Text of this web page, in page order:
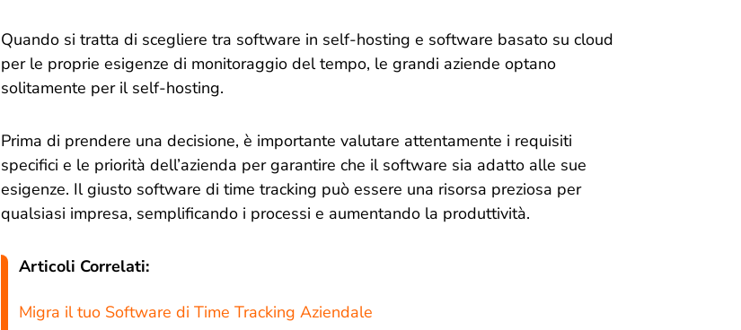
Quando si tratta di scegliere tra software in self-hosting e software basato su cloud
per le proprie esigenze di monitoraggio del tempo, le grandi aziende optano
solitamente per il self-hosting.
Prima di prendere una decisione, è importante valutare attentamente i requisiti
specifici e le priorità dell’azienda per garantire che il software sia adatto alle sue
esigenze. Il giusto software di time tracking può essere una risorsa preziosa per
qualsiasi impresa, semplificando i processi e aumentando la produttività.
Articoli Correlati:
Migra il tuo Software di Time Tracking Aziendale